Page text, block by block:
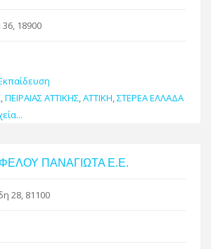
18900
,ΠΕΙΡΑΙΑΣ ΑΤΤΙΚΗΣ,ΑΤΤΙΚΗ,ΣΤΕΡΕΑ ΕΛΛΑΔΑ
ΠΑΝΑΓΙΩΤΑ Ε.Ε.
28, 81100